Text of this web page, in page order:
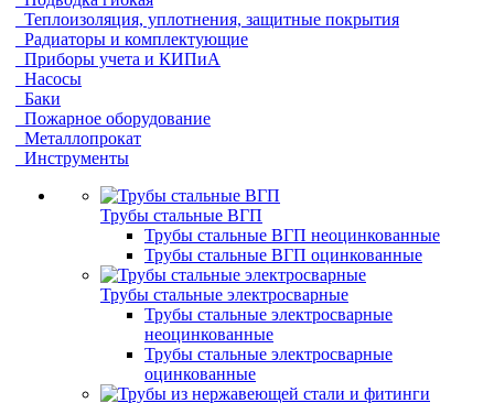
Теплоизоляция, уплотнения, защитные покрытия
Радиаторы и комплектующие
Приборы учета и КИПиА
Насосы
Баки
Пожарное оборудование
Металлопрокат
Инструменты
Трубы стальные ВГП
Трубы стальные ВГП неоцинкованные
Трубы стальные ВГП оцинкованные
Трубы стальные электросварные
Трубы стальные электросварные
неоцинкованные
Трубы стальные электросварные
оцинкованные